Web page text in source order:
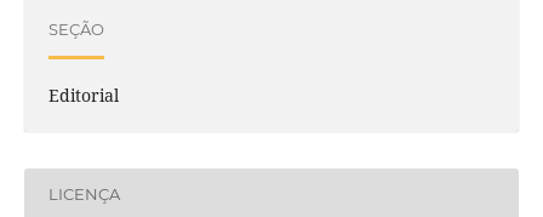
SEÇÃO
Editorial
LICENÇA